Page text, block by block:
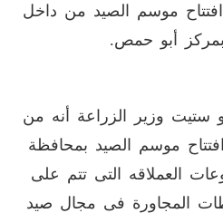
موسم الصيد من داخل
أبو حمص.
ستيت وزير الزراعة أنه من
موسم الصيد بمحافظة
العملاقه التى تتم على
المجاورة فى مجال صيد